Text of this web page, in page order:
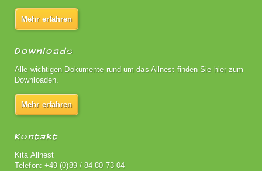
Mehr erfahren
Downloads
Alle wichtigen Dokumente rund um das Allnest finden Sie hier zum
Downloaden.
Mehr erfahren
Kontakt
Kita Allnest
Telefon: +49 (0)89 / 84 80 73 04